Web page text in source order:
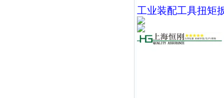
工业装配工具扭矩